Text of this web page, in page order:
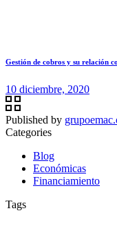
Gestión de cobros y su relación
10 diciembre, 2020
Published by
Categories
Blog
Económicas
Financiamiento
Tags